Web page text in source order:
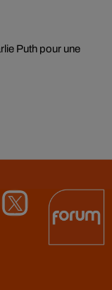
Puth pour une